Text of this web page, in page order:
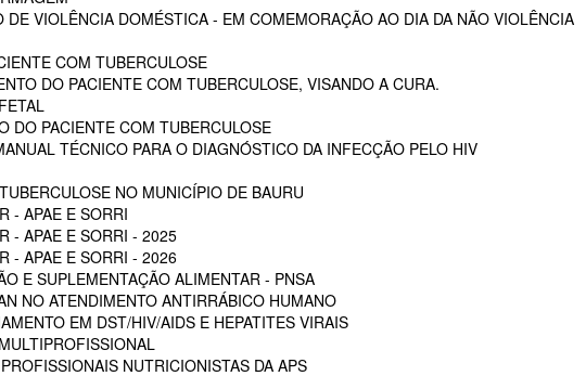
VIOLÊNCIA DOMÉSTICA - EM COMEMORAÇÃO AO DIA DA NÃO VIOLÊNCIA
COM TUBERCULOSE
DO PACIENTE COM TUBERCULOSE, VISANDO A CURA.
DO PACIENTE COM TUBERCULOSE
TÉCNICO PARA O DIAGNÓSTICO DA INFECÇÃO PELO HIV
NO MUNICÍPIO DE BAURU
- APAE E SORRI
- APAE E SORRI - 2025
- APAE E SORRI - 2026
E SUPLEMENTAÇÃO ALIMENTAR - PNSA
NO ATENDIMENTO ANTIRRÁBICO HUMANO
EM DST/HIV/AIDS E HEPATITES VIRAIS
NUTRICIONISTAS DA APS